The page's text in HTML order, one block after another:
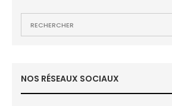
NOS RÉSEAUX SOCIAUX